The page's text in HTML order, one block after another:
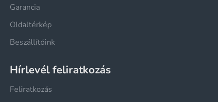
Garancia
Oldaltérkép
Beszállítóink
Hírlevél feliratkozás
Feliratkozás